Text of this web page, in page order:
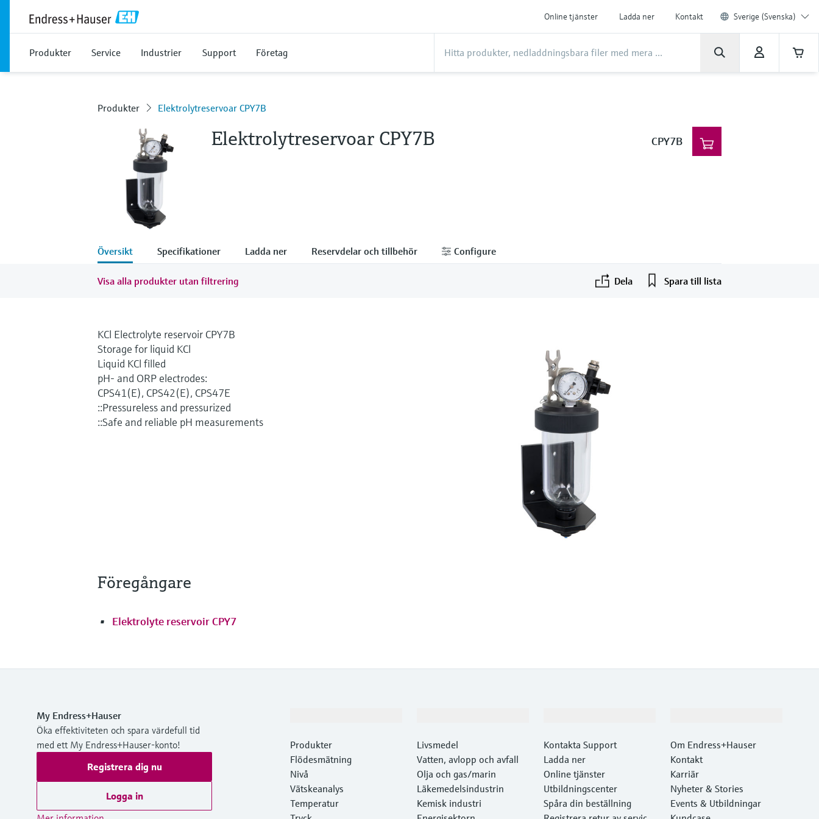
Online tjänster Ladda ner Kontakt Sverige (Svenska)
Produkter Service Industrier Support Företag
Produkter Elektrolytreservoar CPY7B
Elektrolytreservoar CPY7B CPY7B
Översikt Specifikationer Ladda ner Reservdelar och tillbehör Configure
Visa alla produkter utan filtrering Dela Spara till lista
KCl Electrolyte reservoir CPY7B
Storage for liquid KCl
Liquid KCl filled
pH- and ORP electrodes:
CPS41(E), CPS42(E), CPS47E
::Pressureless and pressurized
::Safe and reliable pH measurements
Föregångare
Elektrolyte reservoir CPY7
My Endress+Hauser
Öka effektiviteten och spara värdefull tid
med ett My Endress+Hauser-konto!
Registrera dig nu
Logga in
Produkter
Flödesmätning
Nivå
Vätskeanalys
Temperatur
Livsmedel
Vatten, avlopp och avfall
Olja och gas/marin
Läkemedelsindustrin
Kemisk industri
Kontakta Support
Ladda ner
Online tjänster
Utbildningscenter
Spåra din beställning
Om Endress+Hauser
Kontakt
Karriär
Nyheter & Stories
Events & Utbildningar